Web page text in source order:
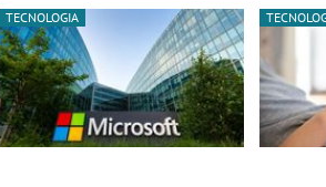
TECNOLOGIA